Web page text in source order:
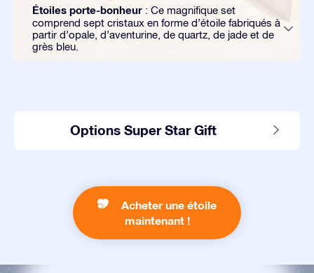
Étoiles porte-bonheur : Ce magnifique set
comprend sept cristaux en forme d’étoile fabriqués à
partir d’opale, d’aventurine, de quartz, de jade et de
grès bleu.
Options Super Star Gift
Acheter une étoile
maintenant !